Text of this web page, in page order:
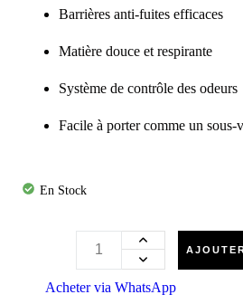
Barrières anti-fuites efficaces
Matière douce et respirante
Système de contrôle des odeurs
Facile à porter comme un sous-
En Stock
Acheter via WhatsApp